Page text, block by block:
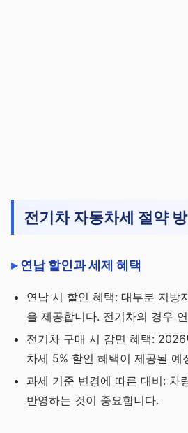
전기차 자동차세 절약
연납 할인과 세제 혜택
연납 시 할인 혜택: 대부분 지방
을 제공합니다. 전기차의 경우
전기차 구매 시 감면 혜택:
차세 5% 할인 혜택이 제공될 예
과세 기준 변경에 따른 대비: 차
반영하는 것이 중요합니다.